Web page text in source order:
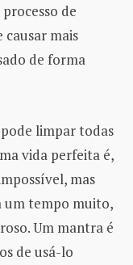
de
causar mais
de forma
limpar todas
vida perfeita é,
mas
um tempo muito,
Um mantra é
de usá-lo